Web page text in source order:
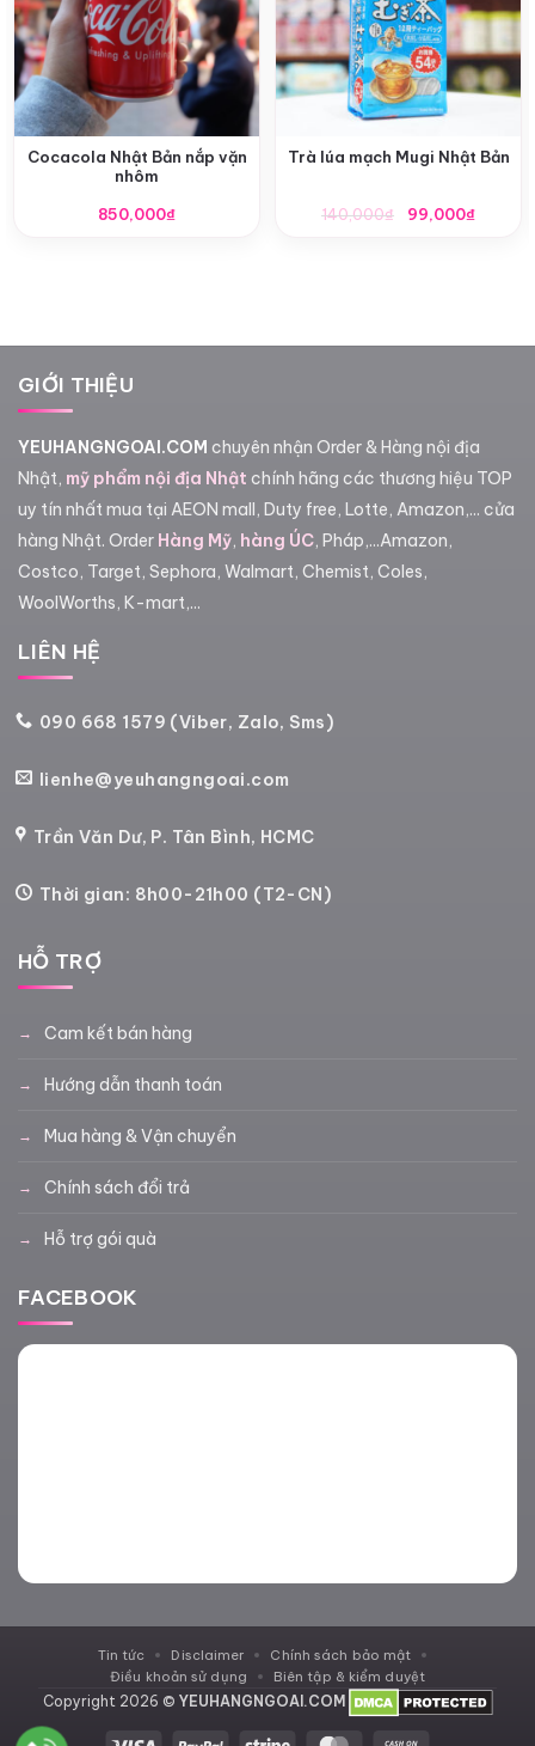
Cocacola Nhật Bản nắp vặn
nhôm
850,000₫
Trà lúa mạch Mugi Nhật Bản
140,000₫
Giá
99,000₫Giá
GIỚI THIỆU
YEUHANGNGOAI.COM chuyên nhận Order & Hàng nội địa
Nhật, mỹ phẩm nội địa Nhật chính hãng các thương hiệu TOP
uy tín nhất mua tại AEON mall, Duty free, Lotte, Amazon,... cửa
hàng Nhật. Order Hàng Mỹ, hàng ÚC, Pháp,...Amazon,
Costco, Target, Sephora, Walmart, Chemist, Coles,
WoolWorths, K-mart,...
LIÊN HỆ
090 668 1579 (Viber, Zalo, Sms)
lienhe@yeuhangngoai.com
Trần Văn Dư, P. Tân Bình, HCMC
Thời gian: 8h00-21h00 (T2-CN)
HỖ TRỢ
Cam kết bán hàng
Hướng dẫn thanh toán
Mua hàng & Vận chuyển
Chính sách đổi trả
Hỗ trợ gói quà
FACEBOOK
Tin tức Disclaimer
Chính sách bảo mật
Điều khoản sử dụng
Biên tập & kiểm duyệt
Copyright 2026 © YEUHANGNGOAI.COM